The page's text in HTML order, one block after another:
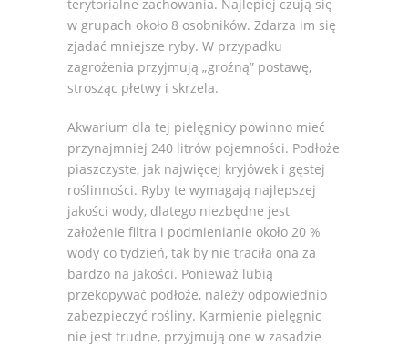
terytorialne zachowania. Najlepiej czują się
w grupach około 8 osobników. Zdarza im się
zjadać mniejsze ryby. W przypadku
zagrożenia przyjmują „groźną” postawę,
strosząc płetwy i skrzela.
Akwarium dla tej pielęgnicy powinno mieć
przynajmniej 240 litrów pojemności. Podłoże
piaszczyste, jak najwięcej kryjówek i gęstej
roślinności. Ryby te wymagają najlepszej
jakości wody, dlatego niezbędne jest
założenie filtra i podmienianie około 20 %
wody co tydzień, tak by nie traciła ona za
bardzo na jakości. Ponieważ lubią
przekopywać podłoże, należy odpowiednio
zabezpieczyć rośliny. Karmienie pielęgnic
nie jest trudne, przyjmują one w zasadzie